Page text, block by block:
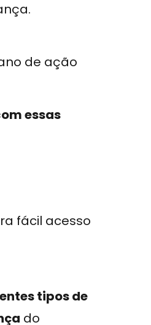
de ação
essas
fácil acesso
tipos de
do